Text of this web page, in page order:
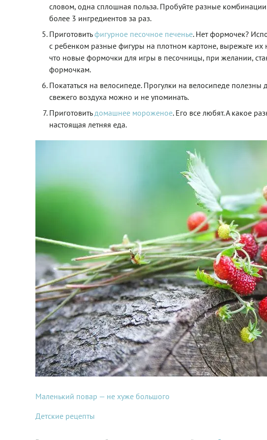
словом, одна сплошная польза. Пробуйте разные
более 3 ингредиентов за раз.
Приготовитьфигурное песочное печенье. Нет формочек?
с ребенком разные фигуры на плотном картоне, вырежьте их
что новые формочки для игры в песочницы, при желании,
формочкам.
Покататься на велосипеде. Прогулки на велосипеде
свежего воздуха можно и не упоминать.
Приготовить домашнее мороженое. Его все любят. А какое
настоящая летняя еда.
Маленький повар — не хуже большого
Детские рецепты